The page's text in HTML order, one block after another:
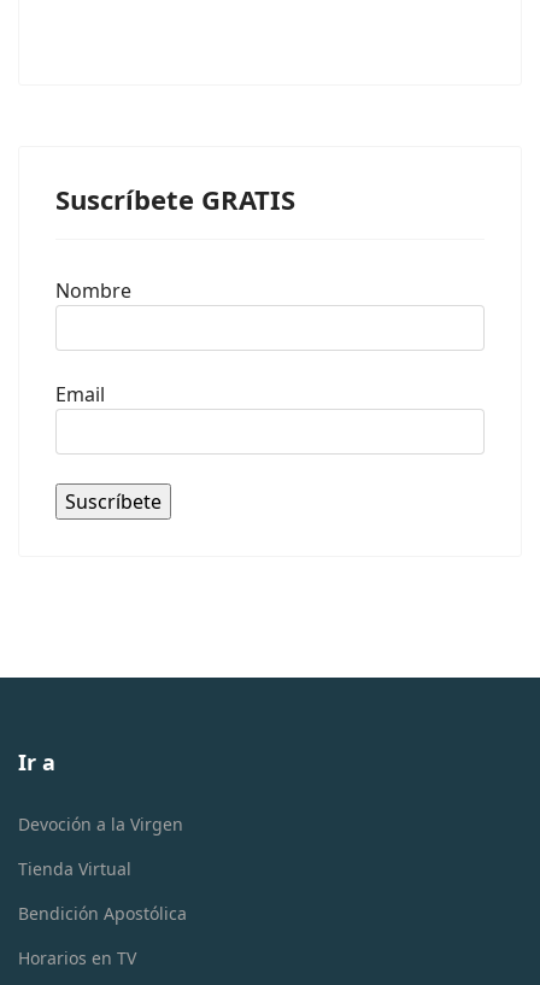
Suscríbete GRATIS
Nombre
Email
Ir a
Devoción a la Virgen
Tienda Virtual
Bendición Apostólica
Horarios en TV